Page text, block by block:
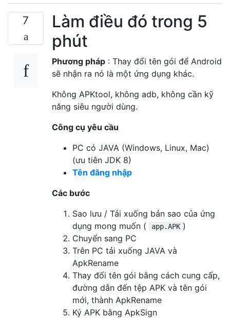
7
Làm điều đó trong 5
phút
Phương pháp : Thay đổi tên gói để Android
sẽ nhận ra nó là một ứng dụng khác.
Không APKtool, không adb, không cần kỹ
năng siêu người dùng.
Công cụ yêu cầu
PC có JAVA (Windows, Linux, Mac)
(ưu tiên JDK 8)
Tên đăng nhập
Các bước
Sao lưu / Tải xuống bản sao của ứng
dụng mong muốn (
app.APK )
Chuyển sang PC
Trên PC tải xuống JAVA và
ApkRename
Thay đổi tên gói bằng cách cung cấp,
đường dẫn đến tệp APK và tên gói
mới, thành ApkRename
Ký APK bằng ApkSign